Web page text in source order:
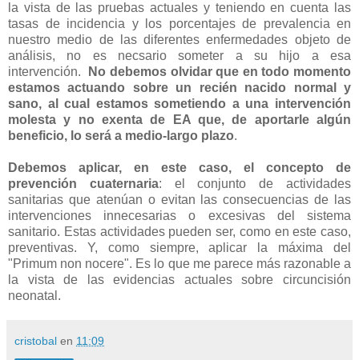
la vista de las pruebas actuales y teniendo en cuenta las
tasas de incidencia y los porcentajes de prevalencia en
nuestro medio de las diferentes enfermedades objeto de
análisis, no es necsario someter a su hijo a esa
intervención.
No debemos olvidar que en todo momento
estamos actuando sobre un recién nacido normal y
sano, al cual estamos sometiendo a una intervención
molesta y no exenta de EA que, de aportarle algún
beneficio, lo será a medio-largo plazo.
Debemos aplicar, en este caso, el concepto de
prevención cuaternaria: el conjunto de actividades
sanitarias que atenúan o evitan las consecuencias de las
intervenciones innecesarias o excesivas del sistema
sanitario. Estas actividades pueden ser, como en este caso,
preventivas. Y, como siempre, aplicar la máxima del
"Primum non nocere". Es lo que me parece más razonable a
la vista de las evidencias actuales sobre circuncisión
neonatal.
cristobal en 11:09